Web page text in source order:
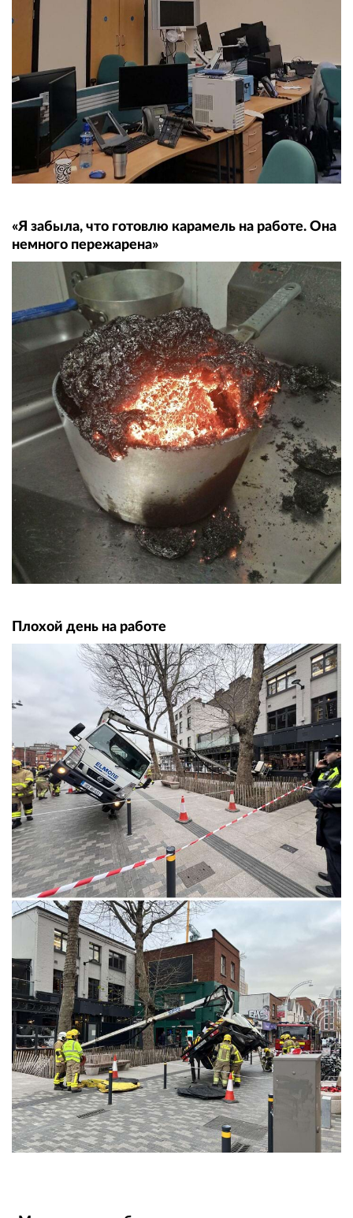
«Я забыла, что готовлю карамель на работе. Она
немного пережарена»
Плохой день на работе